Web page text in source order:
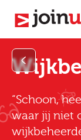
“Schoon,
waar jij niet